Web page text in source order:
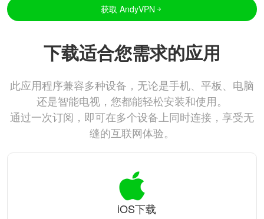
获取 AndyVPN
下载适合您需求的应用
此应用程序兼容多种设备，无论是手机、平板、电脑
还是智能电视，您都能轻松安装和使用。
通过一次订阅，即可在多个设备上同时连接，享受无
缝的互联网体验。
iOS下载